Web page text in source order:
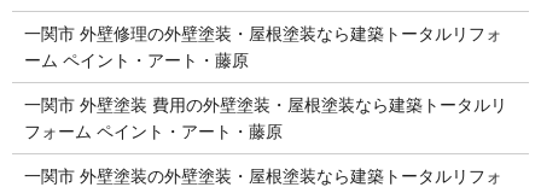
一関市 外壁修理の外壁塗装・屋根塗装なら建築トータルリフォ
ーム ペイント・アート・藤原
一関市 外壁塗装 費用の外壁塗装・屋根塗装なら建築トータルリ
フォーム ペイント・アート・藤原
一関市 外壁塗装の外壁塗装・屋根塗装なら建築トータルリフォ